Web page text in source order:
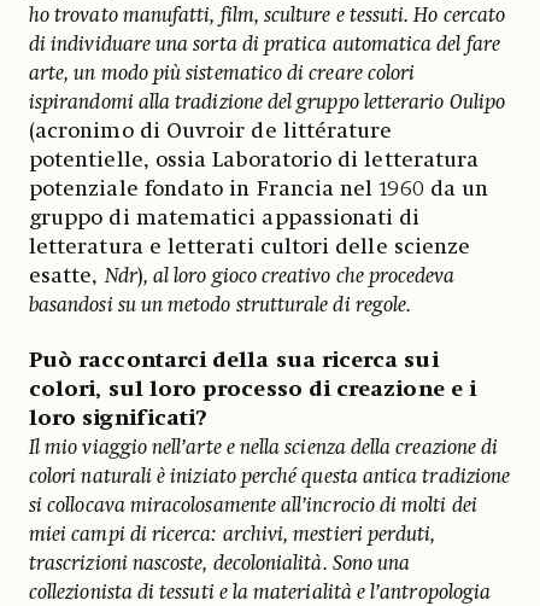
ho trovato manufatti, film, sculture e tessuti. Ho cercato
di individuare una sorta di pratica automatica del fare
arte, un modo più sistematico di creare colori
ispirandomi alla tradizione del gruppo letterario Oulipo
(acronimo di Ouvroir de littérature
potentielle, ossia Laboratorio di letteratura
potenziale fondato in Francia nel 1960 da un
gruppo di matematici appassionati di
letteratura e letterati cultori delle scienze
esatte,Ndr), al loro gioco creativo che procedeva
basandosi su un metodo strutturale di regole.
Può raccontarci della sua ricerca sui
colori, sul loro processo di creazione e i
loro significati?
Il mio viaggio nell’arte e nella scienza della creazione di
colori naturali è iniziato perché questa antica tradizione
si collocava miracolosamente all’incrocio di molti dei
miei campi di ricerca: archivi, mestieri perduti,
trascrizioni nascoste, decolonialità. Sono una
collezionista di tessuti e la materialità e l’antropologia